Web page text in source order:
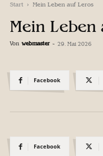
Start Mein Leben auf Leros
Mein Leben
Von webmaster - 29. Mai 2026
Facebook
Facebook